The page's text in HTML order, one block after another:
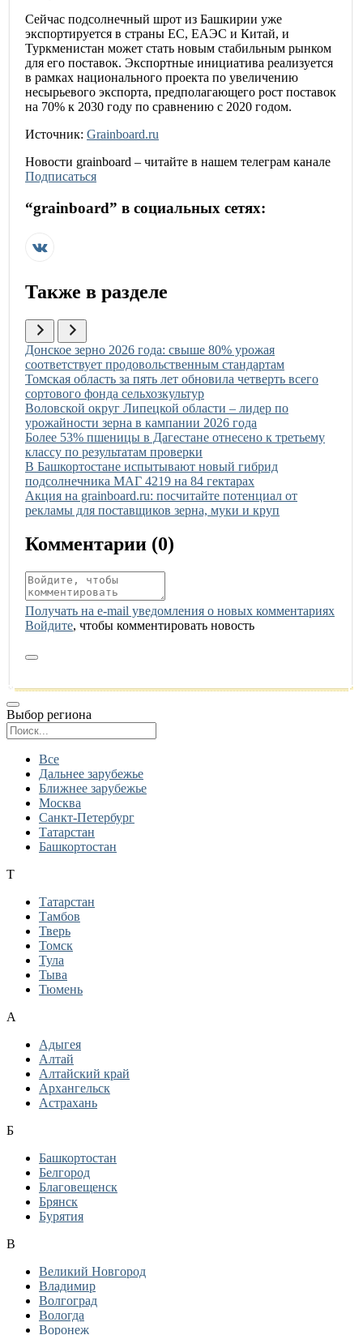
Сейчас подсолнечный шрот из Башкирии уже
экспортируется в страны ЕС, ЕАЭС и Китай, и
Туркменистан может стать новым стабильным рынком
для его поставок. Экспортные инициатива реализуется
в рамках национального проекта по увеличению
несырьевого экспорта, предполагающего рост поставок
на 70% к 2030 году по сравнению с 2020 годом.
Источник: Grainboard.ru
Новости grainboard – читайте в нашем телеграм канале
Подписаться
“grainboard” в социальных сетях:
Также в разделе
Иллюстрация новости
Донское зерно 2026 года: свыше 80% урожая
соответствует продовольственным стандартам
Иллюстрация новости
Томская область за пять лет обновила четверть всего
сортового фонда сельхозкультур
Иллюстрация новости
Воловской округ Липецкой области – лидер по
урожайности зерна в кампании 2026 года
Иллюстрация новости
Более 53% пшеницы в Дагестане отнесено к третьему
классу по результатам проверки
Иллюстрация новости
В Башкортостане испытывают новый гибрид
подсолнечника МАГ 4219 на 84 гектарах
Иллюстрация новости
Акция на grainboard.ru: посчитайте потенциал от
рекламы для поставщиков зерна, муки и круп
Комментарии (0)
Получать на e‑mail уведомления о новых комментариях
Войдите, чтобы комментировать новость
Выбор региона
Все
Дальнее зарубежье
Ближнее зарубежье
Москва
Санкт-Петербург
Татарстан
Башкортостан
Т
Татарстан
Тамбов
Тверь
Томск
Тула
Тыва
Тюмень
А
Адыгея
Алтай
Алтайский край
Архангельск
Астрахань
Б
Башкортостан
Белгород
Благовещенск
Брянск
Бурятия
В
Великий Новгород
Владимир
Волгоград
Вологда
Воронеж